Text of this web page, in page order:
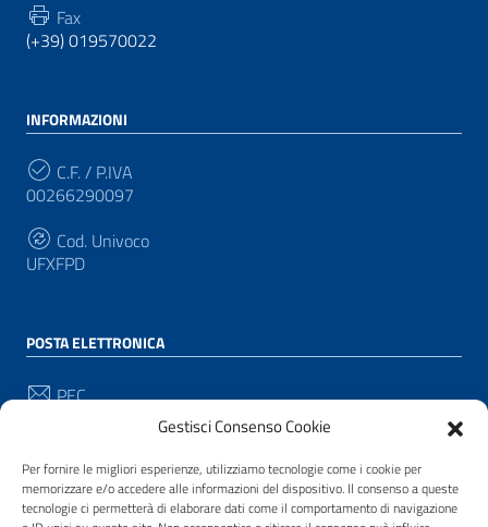
Gestisci Consenso Cookie
Per fornire le migliori esperienze, utilizziamo tecnologie come i cookie per
memorizzare e/o accedere alle informazioni del dispositivo. Il consenso a queste
tecnologie ci permetterà di elaborare dati come il comportamento di navigazione
Fax
(+39) 019570022
INFORMAZIONI
C.F. / P.IVA
00266290097
Cod. Univoco
UFXFPD
POSTA ELETTRONICA
PEC
protocollo@pec.comune.pianacrixia.sv.it
Email
protocollo@comune.pianacrixia.sv.it